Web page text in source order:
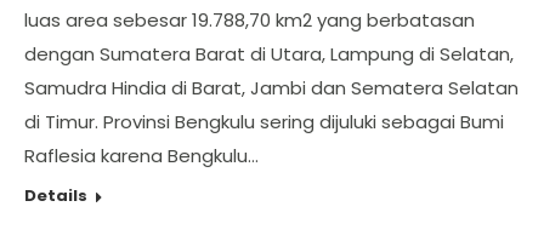
luas area sebesar 19.788,70 km2 yang berbatasan
dengan Sumatera Barat di Utara, Lampung di Selatan,
Samudra Hindia di Barat, Jambi dan Sematera Selatan
di Timur. Provinsi Bengkulu sering dijuluki sebagai Bumi
Raflesia karena Bengkulu…
Details